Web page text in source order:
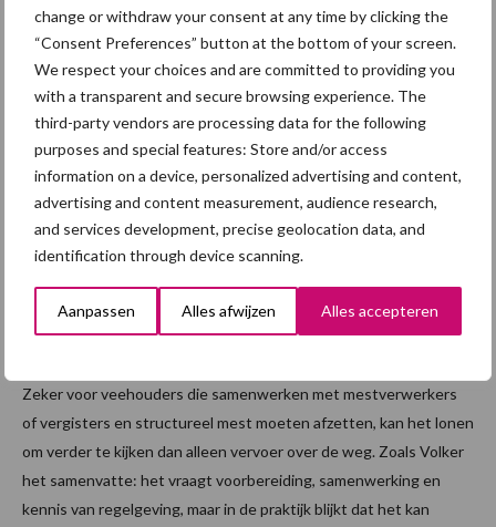
change or withdraw your consent at any time by clicking the
“Consent Preferences” button at the bottom of your screen.
We respect your choices and are committed to providing you
with a transparent and secure browsing experience. The
third-party vendors are processing data for the following
purposes and special features: Store and/or access
information on a device, personalized advertising and content,
advertising and content measurement, audience research,
and services development, precise geolocation data, and
identification through device scanning.
Aanpassen Alles afwijzen Alles accepteren
Dat vervoer over water niet alleen theorie is, bleek uit
praktijkvoorbeelden die Volker deelde. Er zijn inmiddels meerdere
zendingen digestaat per schip naar Duitsland gegaan, waarbij
vloeibare mest direct in het schip werd gepompt en ter plaatse
daarbij een aantal factoren doorslaggevend: voldoende volume,
eenvoudige overslag, beschikbare kades en vooral goede
samenwerking tussen betrokken partijen.
Mestexport via vervoer over water zal er niet meteen staan, maar
Zeker voor veehouders die samenwerken met mestverwerkers
of vergisters en structureel mest moeten afzetten, kan het lonen
om verder te kijken dan alleen vervoer over de weg. Zoals Volker
het samenvatte: het vraagt voorbereiding, samenwerking en
kennis van regelgeving, maar in de praktijk blijkt dat het kan